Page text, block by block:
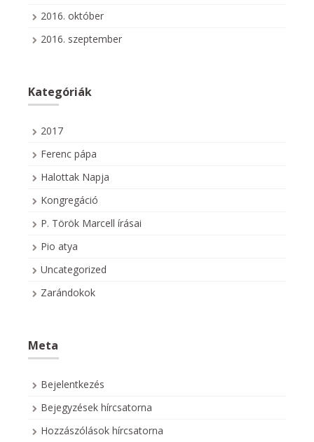
2016. október
2016. szeptember
Kategóriák
2017
Ferenc pápa
Halottak Napja
Kongregáció
P. Török Marcell írásai
Pio atya
Uncategorized
Zarándokok
Meta
Bejelentkezés
Bejegyzések hírcsatorna
Hozzászólások hírcsatorna